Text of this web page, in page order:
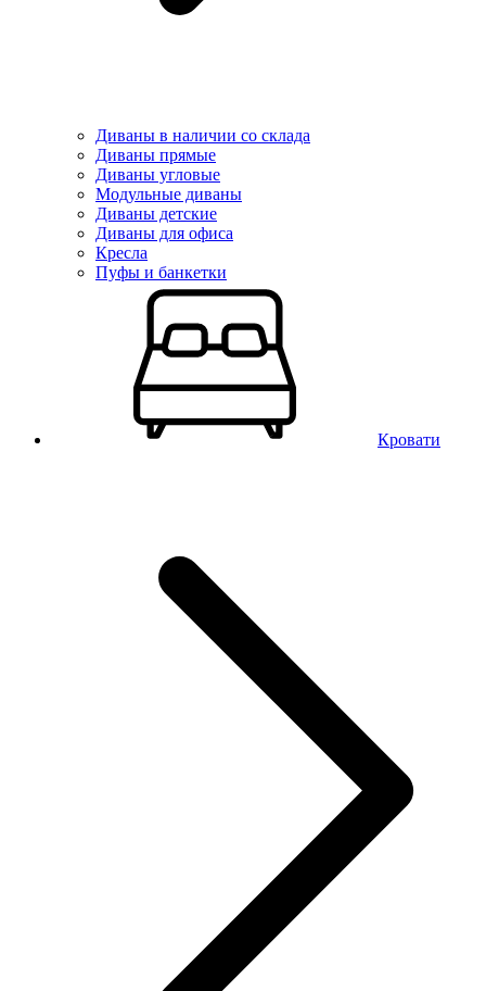
Диваны в наличии со склада
Диваны прямые
Диваны угловые
Модульные диваны
Диваны детские
Диваны для офиса
Кресла
Пуфы и банкетки
Кровати